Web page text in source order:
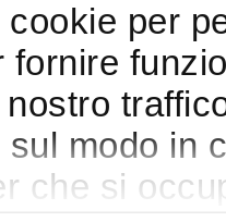
per
fornire
sul modo in
che si